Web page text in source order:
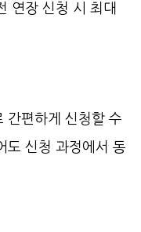
연장 신청 시 최대
간편하게 신청할 수
도 신청 과정에서 동